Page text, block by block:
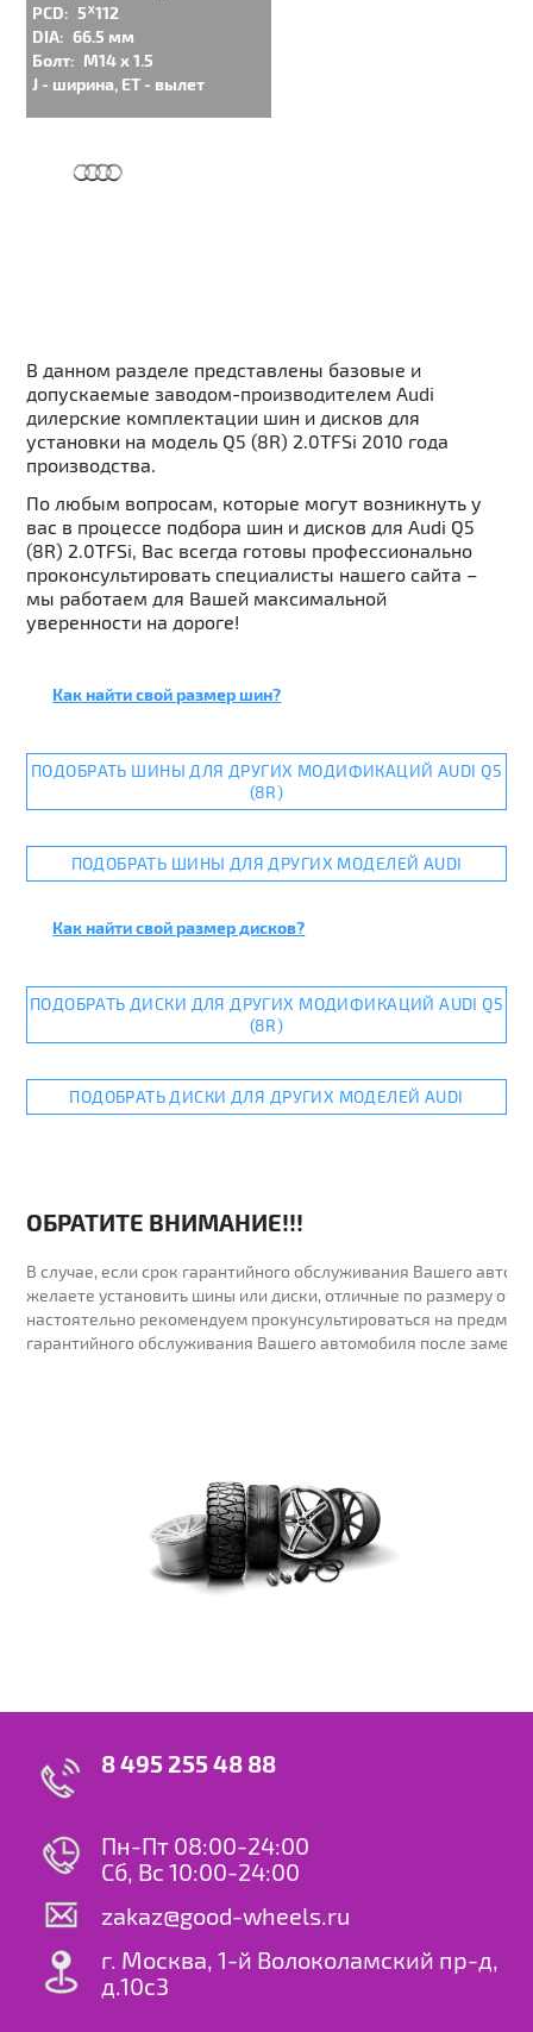
PCD: 5ᕁ112
DIA: 66.5 мм
Болт: M14 x 1.5
J - ширина, ET - вылет
В данном разделе представлены базовые и
допускаемые заводом-производителем Audi
дилерские комплектации шин и дисков для
установки на модель Q5 (8R) 2.0TFSi 2010 года
производства.
По любым вопросам, которые могут возникнуть у
вас в процессе подбора шин и дисков для Audi Q5
(8R) 2.0TFSi, Вас всегда готовы профессионально
проконсультировать специалисты нашего сайта –
мы работаем для Вашей максимальной
уверенности на дороге!
Как найти свой размер шин?
ПОДОБРАТЬ ШИНЫ ДЛЯ ДРУГИХ МОДИФИКАЦИЙ AUDI Q5
(8R)
ПОДОБРАТЬ ШИНЫ ДЛЯ ДРУГИХ МОДЕЛЕЙ AUDI
Как найти свой размер дисков?
ПОДОБРАТЬ ДИСКИ ДЛЯ ДРУГИХ МОДИФИКАЦИЙ AUDI Q5
(8R)
ПОДОБРАТЬ ДИСКИ ДЛЯ ДРУГИХ МОДЕЛЕЙ AUDI
ОБРАТИТЕ ВНИМАНИЕ!!!
В случае, если срок гарантийного обслуживания Вашего
желаете установить шины или диски, отличные по размеру от
настоятельно рекомендуем прокунсультироваться на предмет
гарантийного обслуживания Вашего автомобиля после
8 495 255 48 88
Пн-Пт 08:00-24:00
Сб, Вс 10:00-24:00
zakaz@good-wheels.ru
г. Москва, 1-й Волоколамский пр-д,
д.10с3